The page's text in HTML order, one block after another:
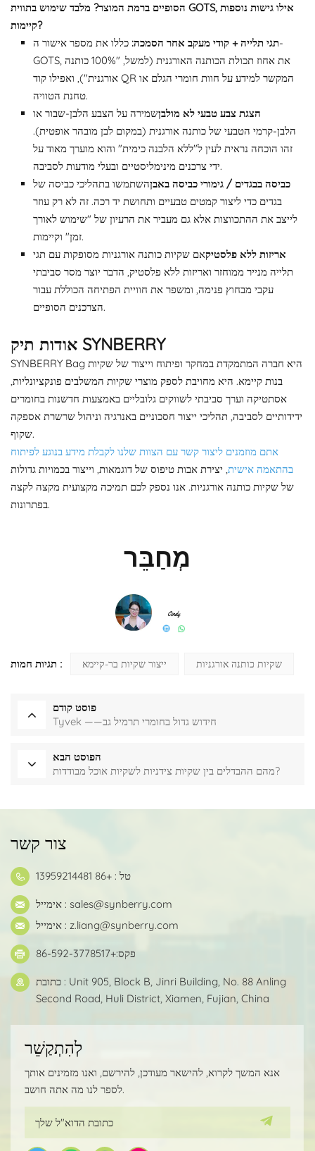
הסופיים ברמת המוצר? מלבד שימוש בתווית GOTS, אילו גישות נוספות
קיימות?
תגי תלייה + קודי מעקב אחר הסמכה: כללו את מספר אישור ה-
GOTS, את אחוז תכולת הכותנה האורגנית (למשל, "100% כותנה
אורגנית"), ואפילו קוד QR המקשר למידע על חוות חומרי הגלם או
טחנת הטוויה.
הצגת צבע טבעי לא מולבןשמירה על הצבע הלבן-שבור או
הלבן-קרמי הטבעי של כותנה אורגנית (במקום לבן מובהר אופטית).
זהו הוכחה נראית לעין ל"ללא הלבנה כימית" והוא מוערך מאוד על
ידי צרכנים מינימליסטיים ובעלי מודעות לסביבה.
כביסה בבגדים / גימורי כביסה באבןהשתמשו בתהליכי כביסה של
בגדים כדי ליצור קמטים טבעיים ותחושת יד רכה. זה לא רק עוזר
לייצב את ההתכווצות אלא גם מעביר את הרעיון של "שימוש לאורך
זמן" וקיימות.
אריזות ללא פלסטיקאם שקיות כותנה אורגניות מסופקות עם תגי
תלייה מנייר ממוחזר ואריזות ללא פלסטיק, הדבר יוצר מסר סביבתי
עקבי מבחוץ פנימה, ומשפר את חוויית הפתיחה הכוללת עבור
הצרכנים הסופיים.
אודות תיק SYNBERRY
SYNBERRY Bag היא חברה המתמקדת במחקר ופיתוח וייצור של שקיות
בנות קיימא. היא מחויבת לספק מוצרי שקיות המשלבים פונקציונליות,
אסתטיקה וערך סביבתי לשווקים גלובליים באמצעות חדשנות בחומרים
ידידותיים לסביבה, תהליכי ייצור חסכוניים באנרגיה וניהול שרשרת אספקה
​​שקוף.
אתם מוזמנים ליצור קשר עם הצוות שלנו לקבלת מידע בנוגע לפיתוח
בהתאמה אישית, יצירת אבות טיפוס של דוגמאות, וייצור בכמויות גדולות
של שקיות כותנה אורגניות. אנו נספק לכם תמיכה מקצועית מקצה לקצה
בפתרונות.
מְחַבֵּר
תגיות חמות : ייצור שקיות בר-קיימא שקיות כותנה אורגניות
פוסט קודם
Tyvek ——חידוש גדול בחומרי תרמיל גב
הפוסט הבא
מהם ההבדלים בין שקיות צידניות לשקיות אוכל מבודדות?
צור קשר
טל : +86 13959214481
אימייל : sales@synberry.com
אימייל : z.liang@synberry.com
פקס:+86-592-3778517
כתובת : Unit 905, Block B, Jinri Building, No. 88 Anling
Second Road, Huli District, Xiamen, Fujian, China
לְהִתְקַשֵׁר
אנא המשך לקרוא, להישאר מעודכן, להירשם, ואנו מזמינים אותך
לספר לנו מה אתה חושב.